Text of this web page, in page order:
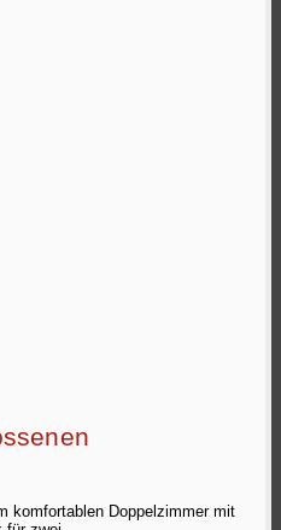
komfortablen Doppelzimmer mit